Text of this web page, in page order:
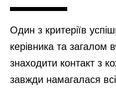
Один з критеріїв
керівника та загалом
знаходити контакт з
завжди намагалася